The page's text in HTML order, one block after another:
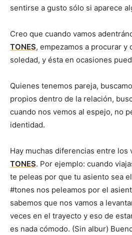
sentirse a gusto sólo si aparece
Creo que cuando vamos
TONES, empezamos a procurar y
soledad, y ésta en ocasiones
Quienes tenemos pareja,
propios dentro de la relación,
cuando nos vemos al espejo, no
identidad.
Hay muchas diferencias entre los
TONES. Por ejemplo: cuando
te peleas por que tu asiento sea
#tones nos peleamos por el
sabemos que nos vamos a
veces en el trayecto y eso de
es nada cómodo. (Sin albur)